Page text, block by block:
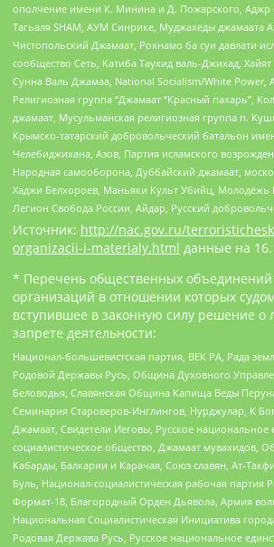
ополчение имени К. Минина и Д. Пожарского, Аджр
Тагьаля SHAM, АУМ Синрике, Муджахеды джамаата
Чистопольский Джамаат, Рохнамо ба суи давлати
сообщество Сеть, Катиба Таухид валь-Джихад,
Сунна Валь Джамаа, National Socialism/White Power,
Религиозная группа “Джамаат “Красный пахарь”,
джамаат, Мусульманская религиозная группа п.
Крымско-татарский добровольческий батальон
Челебиджихана, Азов, Партия исламского
Народная самооборона, Дуббайский джамаат,
Хаджи Белхороев, Маньяки Культ Убийц, Молодёжь
Легион Свобода России, Айдар, Русский
Источник: http://nac.gov.ru/
organizacii-i-materialy.html данные на
* Перечень общественных
организаций в отношении которых
вступившее в законную силу решение о
запрете деятельности:
Национал-большевистская партия, ВЕК РА, Рада
Родовой Державы Русь, Община Духовного
Беловодья, Славянская Община Капища Веды
Семинария Староверов-Инглингов, Нурджулар, К
Джамаат, Свидетели Иеговы, Русское национальное
социалистическое общество, Джамаат мувахидов,
Кабарды, Балкарии и Карачая, Союз славян, Ат-
Буль, Национал-социалистическая рабочая партия
Формат-18, Благородный Орден Дьявола, Армия
Национальная Социалистическая Инициатива
Родовая Держава Русь, Русское национальное